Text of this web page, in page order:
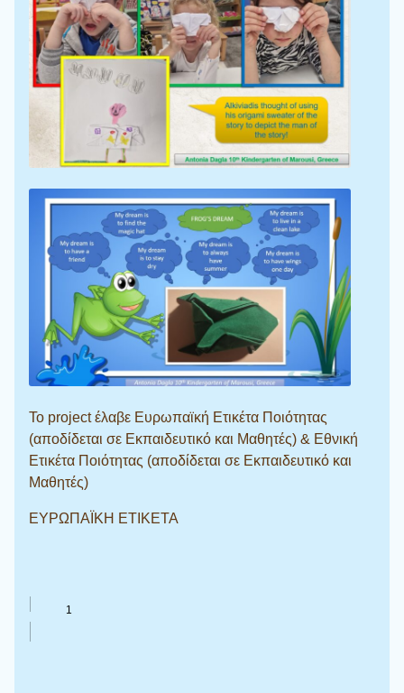
Το project έλαβε Ευρωπαϊκή Ετικέτα Ποιότητας
(αποδίδεται σε Εκπαιδευτικό και Μαθητές) & Εθνική
Ετικέτα Ποιότητας (αποδίδεται σε Εκπαιδευτικό και
Μαθητές)
ΕΥΡΩΠΑΪΚΗ ΕΤΙΚΕΤΑ